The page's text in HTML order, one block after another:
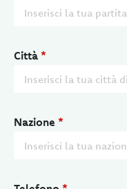
Città *
Nazione *